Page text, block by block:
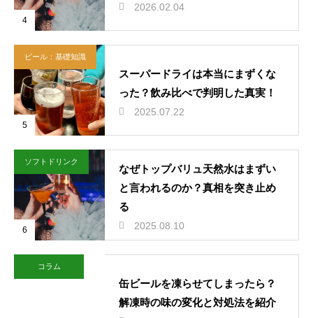
4
2026.02.04
ビール：基礎知識
5
スーパードライは本当にまずくな
った？飲み比べで判明した真実！
2025.07.22
ソフトドリンク
6
なぜトップバリュ天然水はまずい
と言われるのか？真相を突き止め
る
2025.08.10
コラム
缶ビールを凍らせてしまったら？
解凍時の味の変化と対処法を紹介